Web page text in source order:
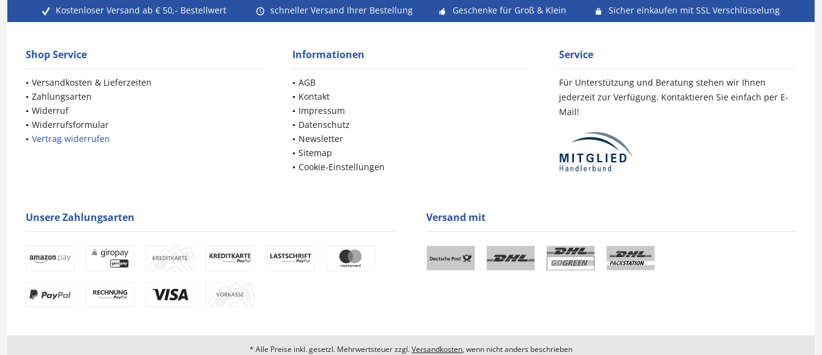
Kostenloser Versand ab € 50,- Bestellwert schneller Versand Ihrer Bestellung Geschenke für Groß & Klein Sicher einkaufen mit SSL Verschlüsselung
Shop Service
Versandkosten & Lieferzeiten
Zahlungsarten
Widerruf
Widerrufsformular
Vertrag widerrufen
Informationen
AGB
Kontakt
Impressum
Datenschutz
Newsletter
Sitemap
Cookie-Einstellungen
Service
Für Unterstützung und Beratung stehen wir Ihnen
jederzeit zur Verfügung. Kontaktieren Sie einfach per E-
Mail!
Unsere Zahlungsarten Versand mit
* Alle Preise inkl. gesetzl. Mehrwertsteuer zzgl.Versandkosten, wenn nicht anders beschrieben